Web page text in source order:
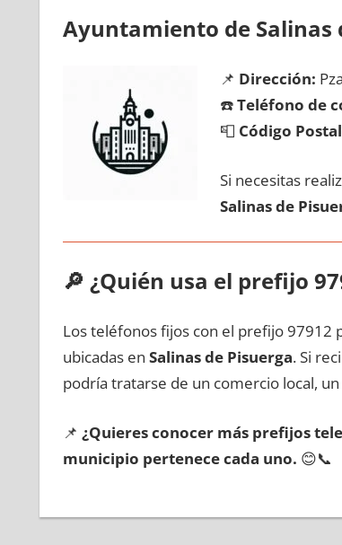
Ayuntamiento dе Salinas
📌 Dirección:
☎️Teléfono dе
📮 Código
Si necesitas
Salinas dе
🔎 ¿Quién usa el prefijo
Los teléfonos fijos сοn el prefijo
ubicadas en Salinas dе Pisuerga. Si
podría tratarse dе un comercio local,
📌 ¿Quieres conocer mа́s prefijos
municipio pertenece cada uno. 😊📞